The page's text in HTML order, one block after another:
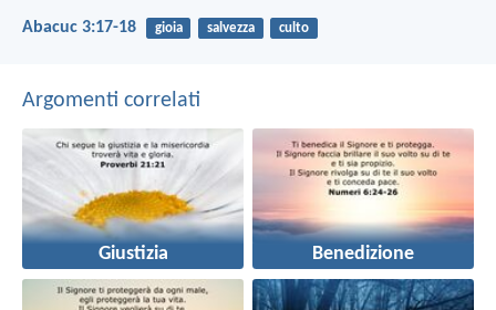
Abacuc 3:17-18 gioia salvezza culto
Argomenti correlati
Giustizia Benedizione